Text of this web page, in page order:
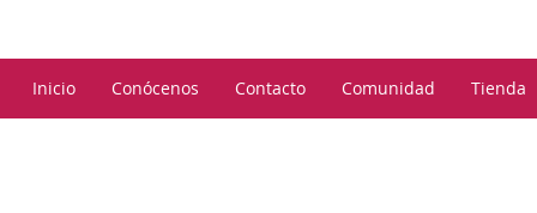
Inicio Conócenos Contacto Comunidad Tienda